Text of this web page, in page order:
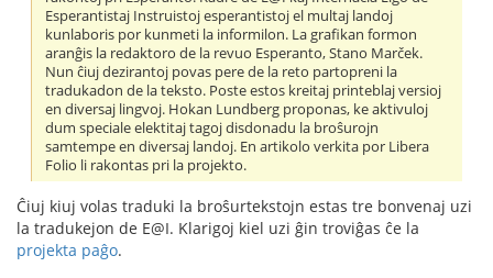
Esperantistaj Instruistoj esperantistoj el multaj landoj
kunlaboris por kunmeti la informilon. La grafikan formon
aranĝis la redaktoro de la revuo Esperanto, Stano Marček.
Nun ĉiuj dezirantoj povas pere de la reto partopreni la
tradukadon de la teksto. Poste estos kreitaj printeblaj versioj
en diversaj lingvoj. Hokan Lundberg proponas, ke aktivuloj
dum speciale elektitaj tagoj disdonadu la broŝurojn
samtempe en diversaj landoj. En artikolo verkita por Libera
Folio li rakontas pri la projekto.
Ĉiuj kiuj volas traduki la broŝurtekstojn estas tre bonvenaj uzi
la tradukejon de E@I. Klarigoj kiel uzi ĝin troviĝas ĉe la
projekta paĝo.